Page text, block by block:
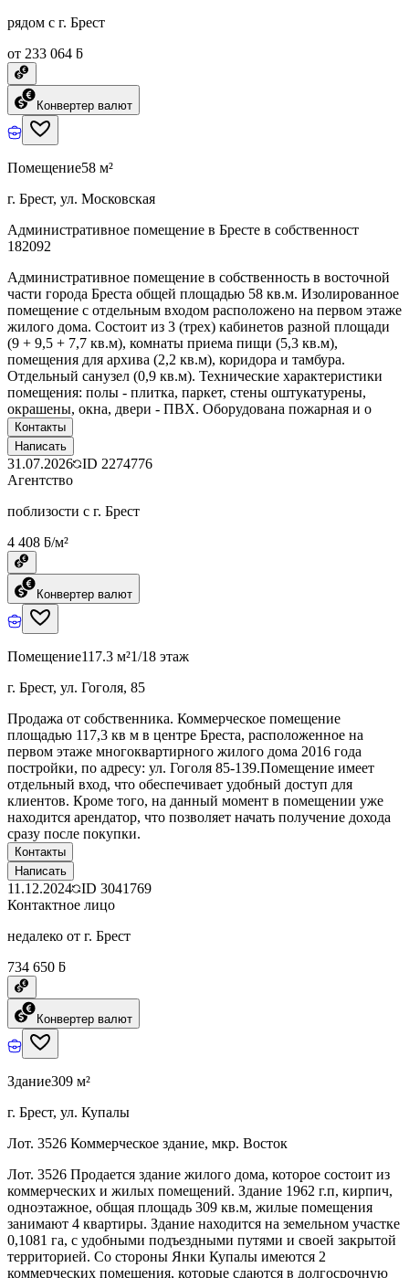
рядом с г. Брест
от 233 064 ƃ
Конвертер валют
Помещение58 м²
г. Брест, ул. Московская
Административное помещение в Бресте в собственност
182092
Административное помещение в собственность в восточной
части города Бреста общей площадью 58 кв.м. Изолированное
помещение с отдельным входом расположено на первом этаже
жилого дома. Состоит из 3 (трех) кабинетов разной площади
(9 + 9,5 + 7,7 кв.м), комнаты приема пищи (5,3 кв.м),
помещения для архива (2,2 кв.м), коридора и тамбура.
Отдельный санузел (0,9 кв.м). Технические характеристики
помещения: полы - плитка, паркет, стены оштукатурены,
окрашены, окна, двери - ПВХ. Оборудована пожарная и о
Контакты
Написать
31.07.2026 ID 2274776
Агентство
поблизости с г. Брест
4 408 ƃ/м²
Конвертер валют
Помещение117.3 м²1/18 этаж
г. Брест, ул. Гоголя, 85
Продажа от собственника. Коммерческое помещение
площадью 117,3 кв м в центре Бреста, расположенное на
первом этаже многоквартирного жилого дома 2016 года
постройки, по адресу: ул. Гоголя 85-139.Помещение имеет
отдельный вход, что обеспечивает удобный доступ для
клиентов. Кроме того, на данный момент в помещении уже
находится арендатор, что позволяет начать получение дохода
сразу после покупки.
Контакты
Написать
11.12.2024 ID 3041769
Контактное лицо
недалеко от г. Брест
734 650 ƃ
Конвертер валют
Здание309 м²
г. Брест, ул. Купалы
Лот. 3526 Коммерческое здание, мкр. Восток
Лот. 3526 Продается здание жилого дома, которое состоит из
коммерческих и жилых помещений. Здание 1962 г.п, кирпич,
одноэтажное, общая площадь 309 кв.м, жилые помещения
занимают 4 квартиры. Здание находится на земельном участке
0,1081 га, с удобными подъездными путями и своей закрытой
территорией. Со стороны Янки Купалы имеются 2
коммерческих помещения, которые сдаются в долгосрочную